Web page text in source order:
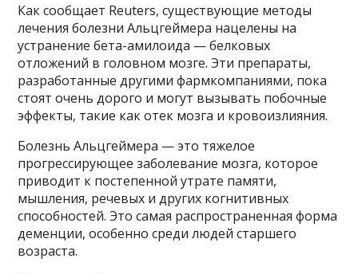
Как сообщает Reuters, существующие методы
лечения болезни Альцгеймера нацелены на
устранение бета-амилоида — белковых
отложений в головном мозге. Эти препараты,
разработанные другими фармкомпаниями, пока
стоят очень дорого и могут вызывать побочные
эффекты, такие как отек мозга и кровоизлияния.
Болезнь Альцгеймера — это тяжелое
прогрессирующее заболевание мозга, которое
приводит к постепенной утрате памяти,
мышления, речевых и других когнитивных
способностей. Это самая распространенная форма
деменции, особенно среди людей старшего
возраста.